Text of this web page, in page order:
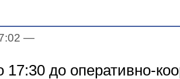
—
17:30 до оперативно-